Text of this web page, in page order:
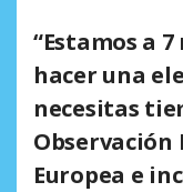
“Estamos a 7
hacer una
necesitas
Observación
Europea e